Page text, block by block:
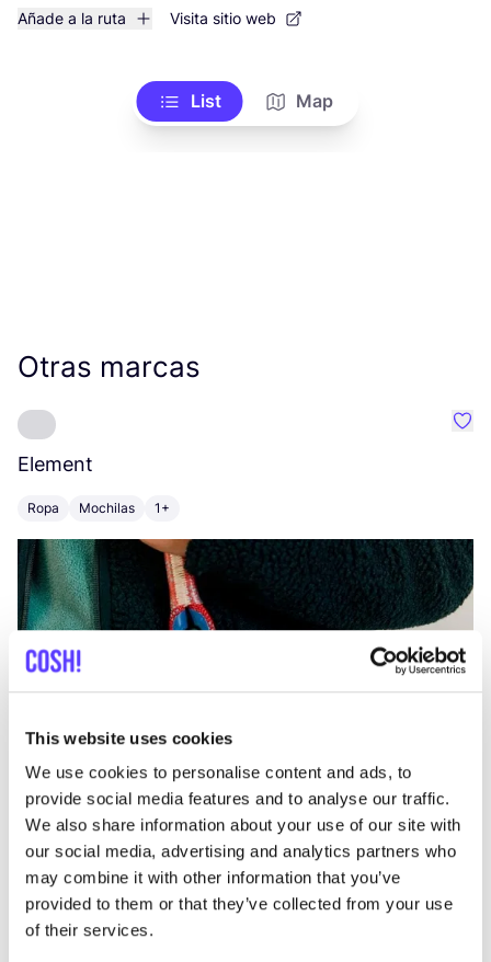
This website uses cookies
We use cookies to personalise content and ads, to
provide social media features and to analyse our traffic.
We also share information about your use of our site with
our social media, advertising and analytics partners who
may combine it with other information that you’ve
provided to them or that they’ve collected from your use
of their services.
Añade a la ruta Visita sitio web
List Map
Otras marcas
Element
Ropa Mochilas 1+